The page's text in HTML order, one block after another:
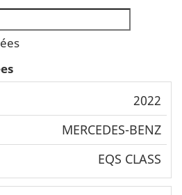
2022
MERCEDES-BENZ
EQS CLASS